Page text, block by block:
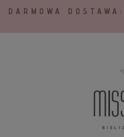
DARMOWA DOSTAWA: